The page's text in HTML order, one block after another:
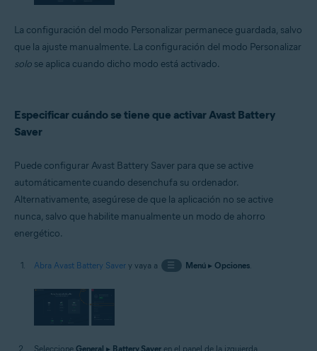
La configuración del modo Personalizar permanece guardada, salvo
que la ajuste manualmente. La configuración del modo Personalizar
solo se aplica cuando dicho modo está activado.
Especificar cuándo se tiene que activar Avast Battery
Saver
Puede configurar Avast Battery Saver para que se active
automáticamente cuando desenchufa su ordenador.
Alternativamente, asegúrese de que la aplicación no se active
nunca, salvo que habilite manualmente un modo de ahorro
energético.
Abra Avast Battery Saver y vaya a ☰ Menú▸ Opciones.
Seleccione General ▸ Battery Saver en el panel de la izquierda.